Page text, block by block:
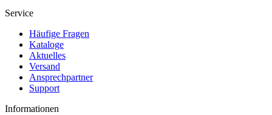
Service
Häufige Fragen
Kataloge
Aktuelles
Versand
Ansprechpartner
Support
Informationen